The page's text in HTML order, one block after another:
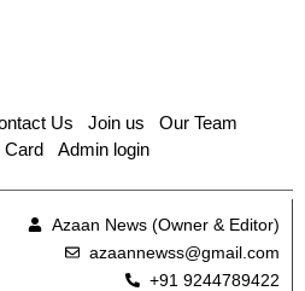
Us Join us
Our Team
Card
Admin login
Azaan News (Owner & Editor)
azaannewss@gmail.com
+91 9244789422